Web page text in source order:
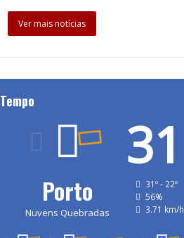
Ver mais notícias
Tempo
Porto
Nuvens Quebradas
31
31º - 22º
56%
3.71 km/h